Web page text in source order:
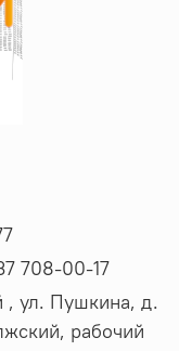
708-00-17
, ул. Пушкина, д.
рабочий